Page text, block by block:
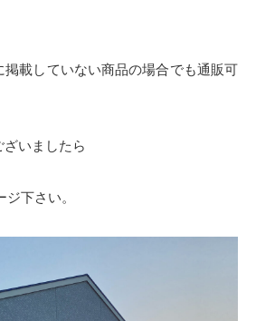
掲載していない商品の場合でも通販可
ざいましたら
下さい。